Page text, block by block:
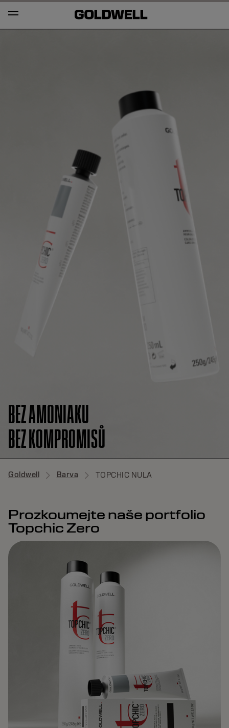
BEZ AMONIAKU
BEZ KOMPROMISŮ
Goldwell Barva TOPCHIC NULA
Prozkoumejte naše portfolio
Topchic Zero